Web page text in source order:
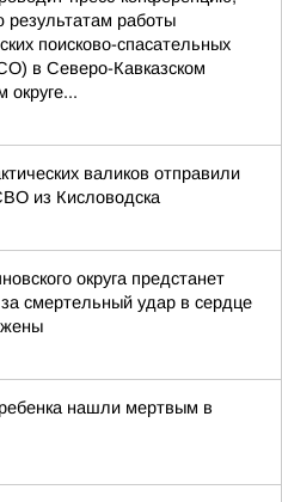
результатам работы
поисково-спасательных
в Северо-Кавказском
валиков отправили
из Кисловодска
округа предстанет
смертельный удар в сердце
жены
нашли мертвым в